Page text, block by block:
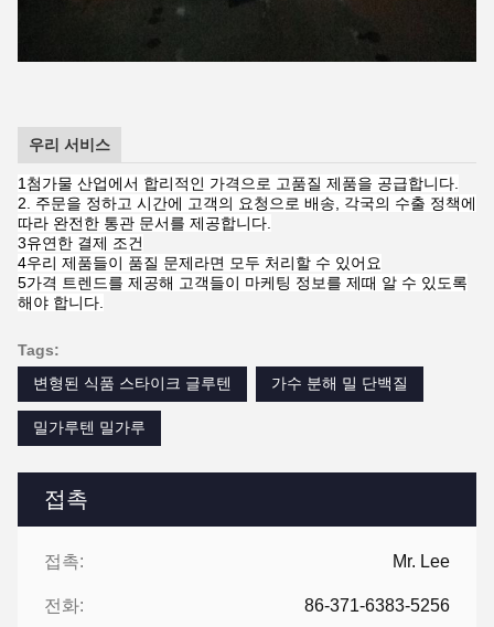
접촉
접촉: Mr. Lee
전화: 86-371-6383-5256
우리 서비스
1첨가물 산업에서 합리적인 가격으로 고품질 제품을 공급합니다.
2. 주문을 정하고 시간에 고객의 요청으로 배송, 각국의 수출 정책에
따라 완전한 통관 문서를 제공합니다.
3유연한 결제 조건
4우리 제품들이 품질 문제라면 모두 처리할 수 있어요
5가격 트렌드를 제공해 고객들이 마케팅 정보를 제때 알 수 있도록
해야 합니다.
Tags:
변형된 식품 스타이크 글루텐
가수 분해 밀 단백질
밀가루텐 밀가루